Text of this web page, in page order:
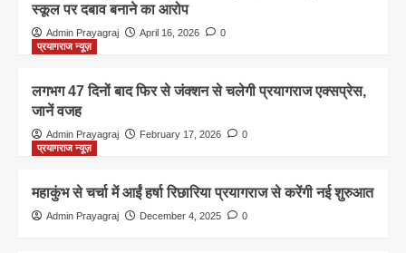
स्कूल पर दबाव बनाने का आरोप
Admin Prayagraj April 16, 2026
0
प्रयागराज न्यूज़
लगभग 47 दिनों बाद फिर से जंक्शन से चलेगी प्रयागराज एक्सप्रेस,
जानें वजह
Admin Prayagraj February 17, 2026
0
प्रयागराज न्यूज़
महाकुंभ से चर्चा में आईं हर्षा रिछारिया प्रयागराज से करेंगी नई शुरुआत
Admin Prayagraj December 4, 2025 0